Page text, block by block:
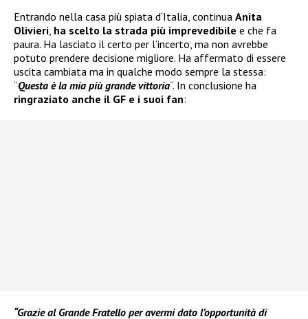
Entrando nella casa più spiata d’Italia, continua Anita
Olivieri, ha scelto la strada più imprevedibile e che fa
paura. Ha lasciato il certo per l’incerto, ma non avrebbe
potuto prendere decisione migliore. Ha affermato di essere
uscita cambiata ma in qualche modo sempre la stessa:
“Questa è la mia più grande vittoria“. In conclusione ha
ringraziato anche il GF e i suoi fan:
“Grazie al Grande Fratello per avermi dato l’opportunità di